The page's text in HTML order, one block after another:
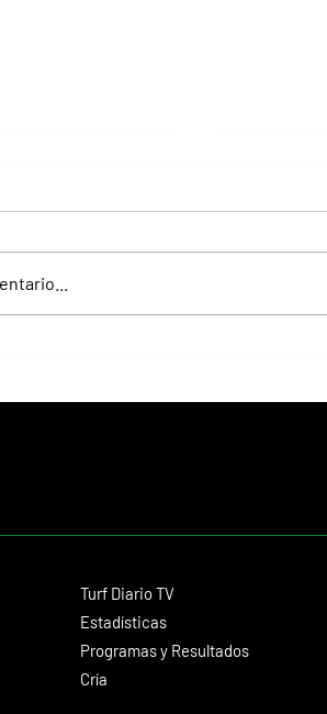
Turf Diario TV
Estadísticas
Programas y Resultados
Cría